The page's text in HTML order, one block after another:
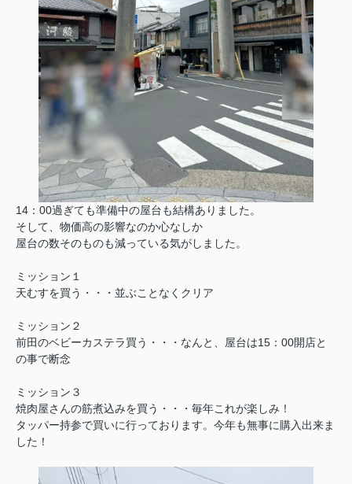
14：00過ぎても準備中の屋台も結構ありました。
そして、物価高の影響なのか心なしか
屋台の数そのものも減っている気がしました。
ミッション１
天むすを買う・・・並ぶことなくクリア
ミッション２
前田のベビーカステラ買う・・・なんと、屋台は15：00開店と
の事で断念
ミッション３
焼肉屋さんの筋煮込みを買う・・・毎年これが楽しみ！
タッパー持参で買いに行っております。今年も無事に購入出来ま
した！